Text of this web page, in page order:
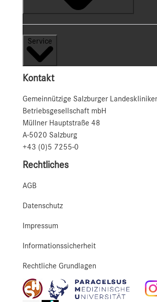
Service
Kontakt
Gemeinnützige Salzburger
Betriebsgesellschaft mbH
Müllner Hauptstraße 48
A-5020 Salzburg
+43 (0)5 7255-0
Rechtliches
AGB
Datenschutz
Impressum
Informationssicherheit
Rechtliche Grundlagen